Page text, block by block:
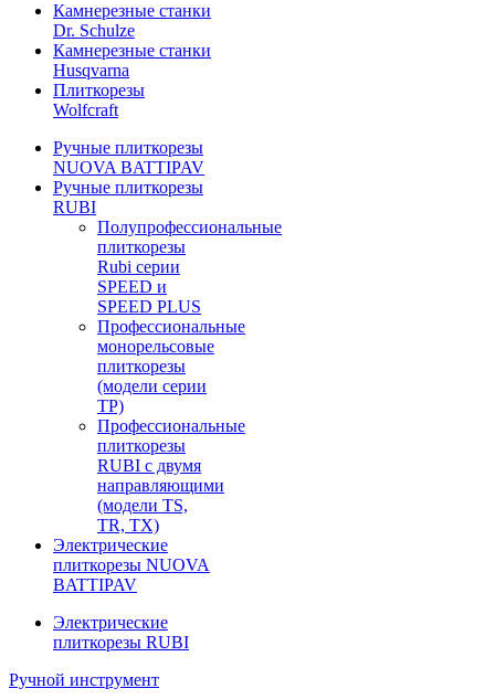
Камнерезные станки
Dr. Schulze
Камнерезные станки
Husqvarna
Плиткорезы
Wolfcraft
Ручные плиткорезы
NUOVA BATTIPAV
Ручные плиткорезы
RUBI
Полупрофессиональные
плиткорезы
Rubi серии
SPEED и
SPEED PLUS
Профессиональные
монорельсовые
плиткорезы
(модели серии
TP)
Профессиональные
плиткорезы
RUBI с двумя
направляющими
(модели TS,
TR, TX)
Электрические
плиткорезы NUOVA
BATTIPAV
Электрические
плиткорезы RUBI
Ручной инструмент